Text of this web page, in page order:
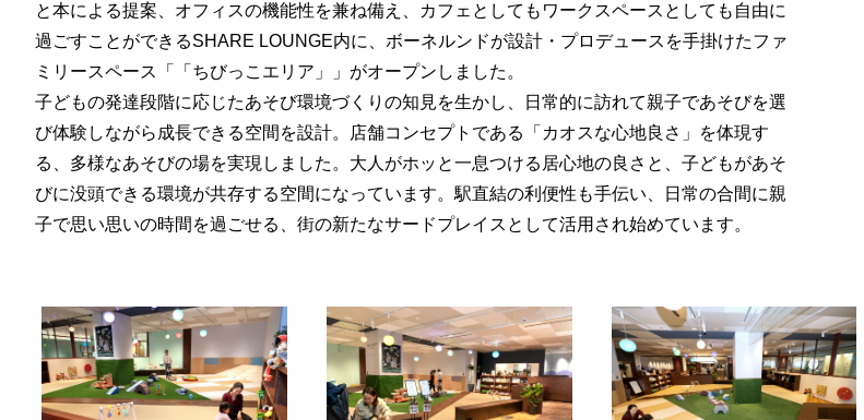
と本による提案、オフィスの機能性を兼ね備え、カフェとしてもワークスペースとしても自由に
過ごすことができるSHARE LOUNGE内に、ボーネルンドが設計・プロデュースを手掛けたファ
ミリースペース「「ちびっこエリア」」がオープンしました。
子どもの発達段階に応じたあそび環境づくりの知見を生かし、日常的に訪れて親子であそびを選
び体験しながら成長できる空間を設計。店舗コンセプトである「カオスな心地良さ」を体現す
る、多様なあそびの場を実現しました。大人がホッと一息つける居心地の良さと、子どもがあそ
びに没頭できる環境が共存する空間になっています。駅直結の利便性も手伝い、日常の合間に親
子で思い思いの時間を過ごせる、街の新たなサードプレイスとして活用され始めています。